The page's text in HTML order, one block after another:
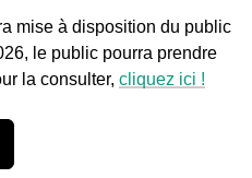
mise à disposition du public
le public pourra prendre
la consulter, cliquez ici !